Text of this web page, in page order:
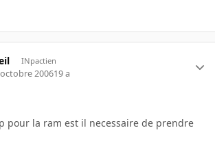
INpactien
200619 a
pour la ram est il necessaire de prendre